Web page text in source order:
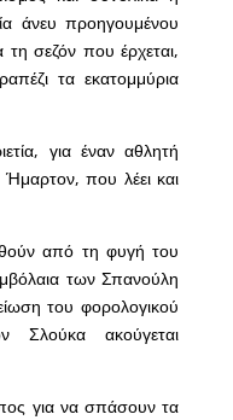
άνευ προηγουμένου
σεζόν που έρχεται,
τα εκατομμύρια
για έναν αθλητή
που λέει και
από τη φυγή του
των Σπανούλη
του φορολογικού
Σλούκα ακούγεται
για να σπάσουν τα